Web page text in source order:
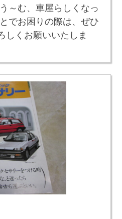
～む、車屋らしくなっ
でお困りの際は、ぜひ
しくお願いいたしま